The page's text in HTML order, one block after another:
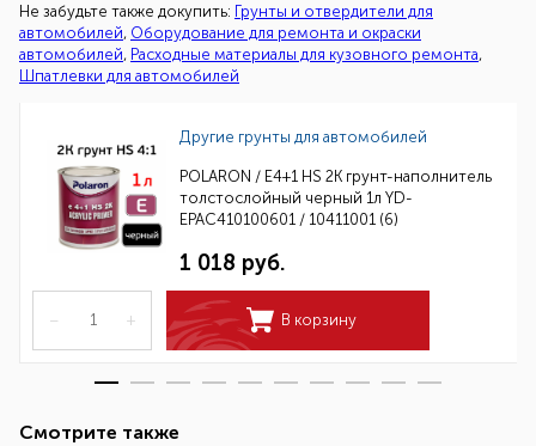
Не забудьте также докупить: Грунты и отвердители для
автомобилей, Оборудование для ремонта и окраски
автомобилей, Расходные материалы для кузовного ремонта,
Шпатлевки для автомобилей
Другие грунты для автомобилей
POLARON / E4+1 HS 2K грунт-наполнитель
толстослойный черный 1л YD-
EPAC410100601 / 10411001 (6)
1 018 руб.
– + В корзину
Смотрите также